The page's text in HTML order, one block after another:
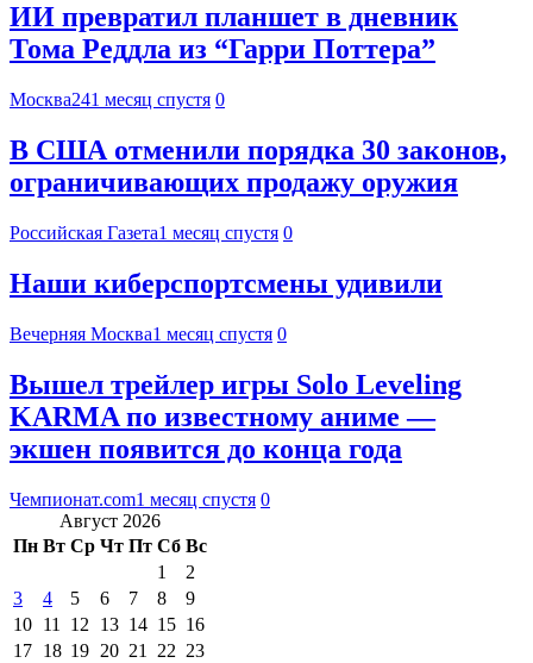
ИИ превратил планшет в дневник
Тома Реддла из “Гарри Поттера”
Москва241 месяц спустя 0
В США отменили порядка 30 законов,
ограничивающих продажу оружия
Российская Газета1 месяц спустя 0
Наши киберспортсмены удивили
Вечерняя Москва1 месяц спустя 0
Вышел трейлер игры Solo Leveling
KARMA по известному аниме —
экшен появится до конца года
Чемпионат.com1 месяц спустя 0
Август 2026
Пн Вт Ср Чт Пт Сб Вс
1
2
3
4 5 6 7 8
9
10 11 12 13 14 15 16
17 18 19 20 21 22 23